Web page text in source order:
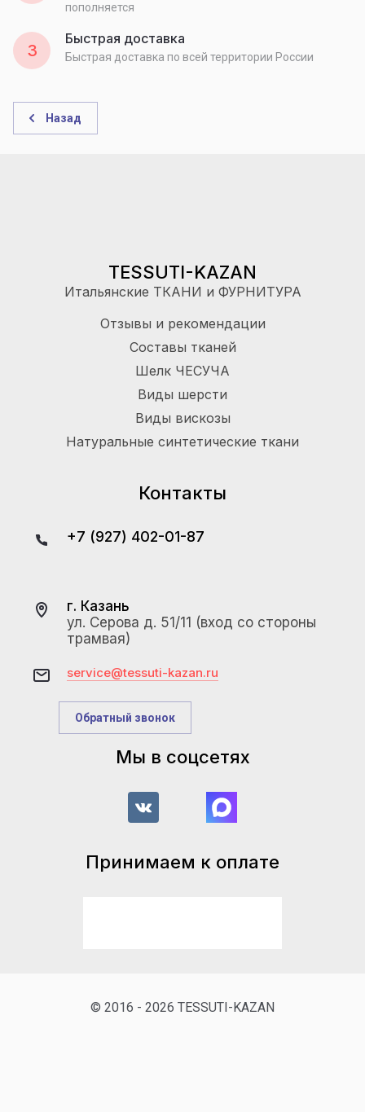
пополняется
3
Быстрая доставка
Быстрая доставка по всей территории России
Назад
TESSUTI-KAZAN
Итальянские ТКАНИ и ФУРНИТУРА
Отзывы и рекомендации
Составы тканей
Шелк ЧЕСУЧА
Виды шерсти
Виды вискозы
Натуральные синтетические ткани
Контакты
+7 (927) 402-01-87
г. Казань
ул. Серова д. 51/11 (вход со стороны
трамвая)
service@tessuti-kazan.ru
Обратный звонок
Мы в соцсетях
Принимаем к оплате
© 2016 - 2026 TESSUTI-KAZAN